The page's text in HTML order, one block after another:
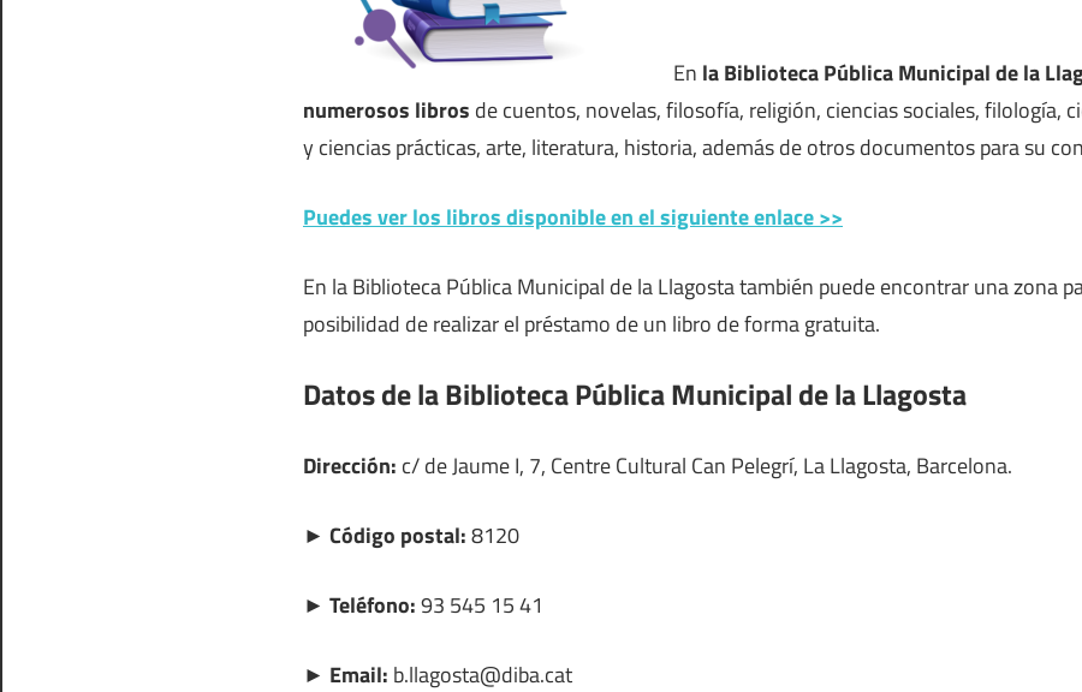
En la Biblioteca Pública Municipal de la
numerosos libros de cuentos, novelas, filosofía, religión, ciencias sociales, filología,
y ciencias prácticas, arte, literatura, historia, además de otros documentos para su
Puedes ver los libros disponible en el siguiente enlace >>
En la Biblioteca Pública Municipal de la Llagosta también puede encontrar una zona
posibilidad de realizar el préstamo de un libro de forma gratuita.
Datos de la Biblioteca Pública Municipal de la Llagosta
Dirección: c/ de Jaume I, 7, Centre Cultural Can Pelegrí, La Llagosta, Barcelona.
► Código postal:8120
► Teléfono:93 545 15 41
► Email: b.llagosta@diba.cat